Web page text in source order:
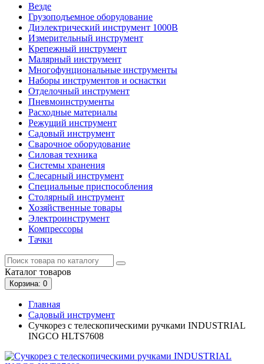
Везде
Грузоподъемное оборудование
Диэлектрический инструмент 1000В
Измерительный инструмент
Крепежный инструмент
Малярный инструмент
Многофунциональные инструменты
Наборы инструментов и оснастки
Отделочный инструмент
Пневмоинструменты
Расходные материалы
Режущий инструмент
Садовый инструмент
Сварочное оборудование
Силовая техника
Системы хранения
Слесарный инструмент
Специальные приспособления
Столярный инструмент
Хозяйственные товары
Электроинструмент
Компрессоры
Тачки
Каталог товаров
Корзина: 0
Главная
Садовый инструмент
Сучкорез с телескопическими ручками INDUSTRIAL
INGCO HLTS7608